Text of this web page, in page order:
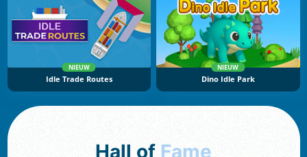
NIEUW
Idle Trade Routes
NIEUW
Dino Idle Park
Hall of Fame